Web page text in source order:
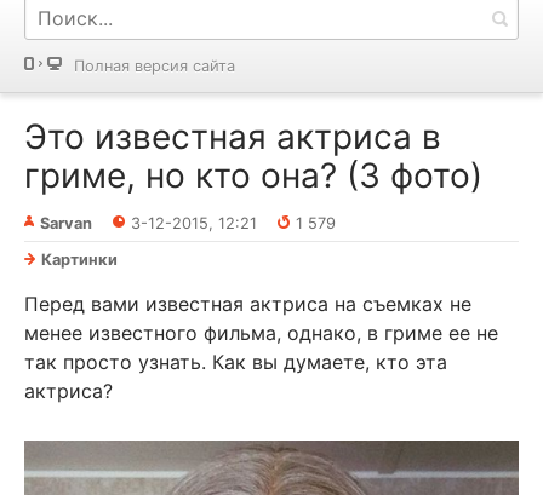
Полная версия сайта
Это известная актриса в
гриме, но кто она? (3 фото)
Sarvan 3-12-2015, 12:21
1 579
Картинки
Перед вами известная актриса на съемках не
менее известного фильма, однако, в гриме ее не
так просто узнать. Как вы думаете, кто эта
актриса?